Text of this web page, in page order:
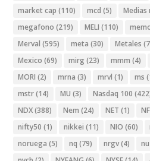
market cap (110) mcd (5) Medias
megafono (219) MELI (110)
Merval (595) meta (30) Metales
Mexico (69) mirg (23) mmm (4)
MORI (2) mrna (3) mrvl (1) ms
mstr(14) MU (3) Nasdaq 100
NDX(388) Nem (24) NET (1)
nifty50 (1) nikkei (11) NIO (60)
noruega (5) nq (79) nrgv(4) nu